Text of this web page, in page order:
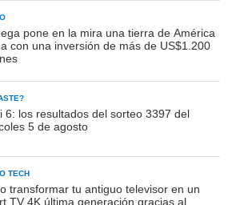
pone en la mira una tierra de América
con una inversión de más de US$1.200
6: los resultados del sorteo 3397 del
5 de agosto
TECH
transformar tu antiguo televisor en un
TV 4K última generación gracias al